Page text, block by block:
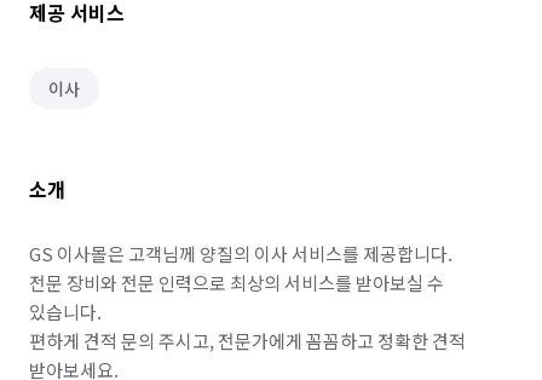
제공 서비스
이사
소개
GS 이사몰은 고객님께 양질의 이사 서비스를 제공합니다.
전문 장비와 전문 인력으로 최상의 서비스를 받아보실 수
있습니다.
편하게 견적 문의 주시고, 전문가에게 꼼꼼하고 정확한 견적
받아보세요.